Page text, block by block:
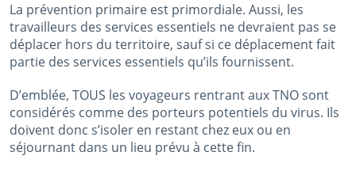
La prévention primaire est primordiale. Aussi, les
travailleurs des services essentiels ne devraient pas se
déplacer hors du territoire, sauf si ce déplacement fait
partie des services essentiels qu’ils fournissent.
D’emblée, TOUS les voyageurs rentrant aux TNO sont
considérés comme des porteurs potentiels du virus. Ils
doivent donc s’isoler en restant chez eux ou en
séjournant dans un lieu prévu à cette fin.